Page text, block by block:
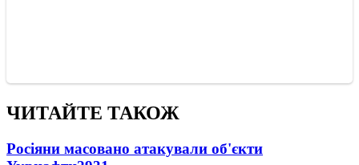
ЧИТАЙТЕ ТАКОЖ
Росіяни масовано атакували об'єкти